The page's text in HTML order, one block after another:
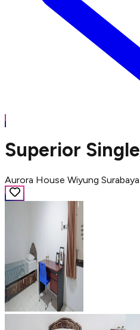
Superior Single
Aurora House Wiyung Surabaya